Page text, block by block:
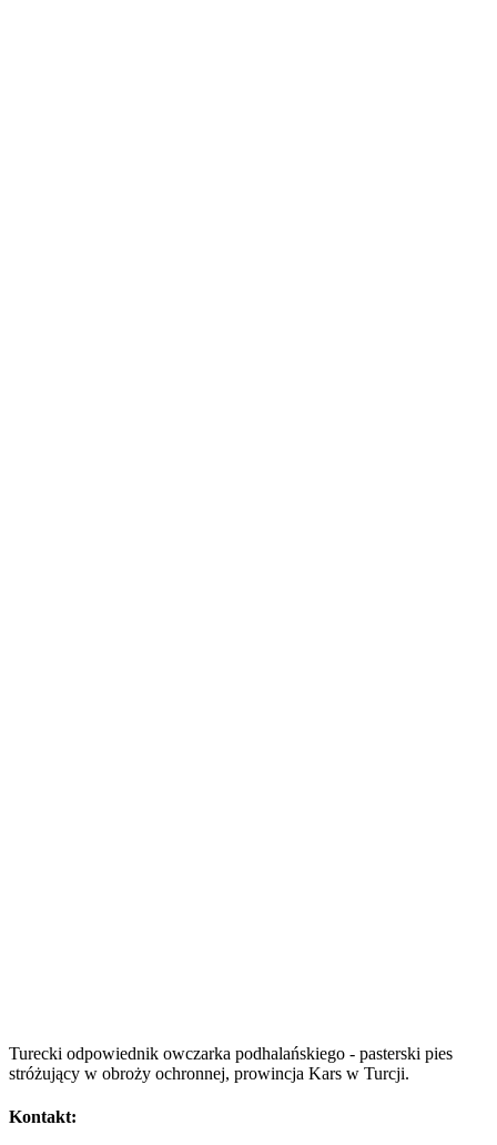
Turecki odpowiednik owczarka podhalańskiego - pasterski pies
stróżujący w obroży ochronnej, prowincja Kars w Turcji.
Kontakt: